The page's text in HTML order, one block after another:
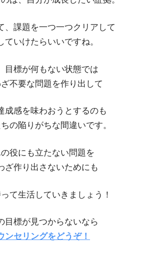
、課題を一つ一つクリアして
ていけたらいいですね。
目標が何もない状態では
不要な問題を作り出して
成感を味わおうとするのも
の陥りがちな間違いです。
役にも立たない問題を
ざ作り出さないためにも
て生活していきましょう！
目標が見つからないなら
ンセリングをどうぞ！